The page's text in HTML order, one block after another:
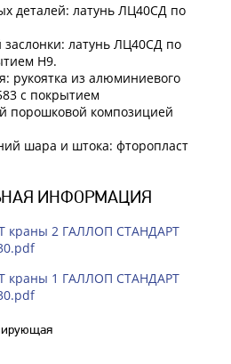
деталей: латунь ЛЦ40СД по
латунь ЛЦ40СД по
Н9.
рукоятка из алюминиевого
с покрытием
порошковой композицией
шара и штока: фторопласт
ИНФОРМАЦИЯ
краны 2 ГАЛЛОП СТАНДАРТ
краны 1 ГАЛЛОП СТАНДАРТ